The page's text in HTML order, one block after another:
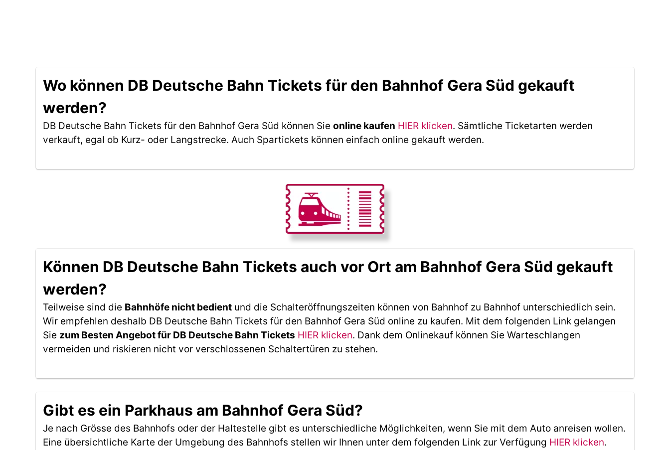
Wo können DB Deutsche Bahn Tickets für den Bahnhof Gera Süd gekauft
werden?
DB Deutsche Bahn Tickets für den Bahnhof Gera Süd können Sie online kaufen HIER klicken. Sämtliche Ticketarten werden
verkauft, egal ob Kurz- oder Langstrecke. Auch Spartickets können einfach online gekauft werden.
Können DB Deutsche Bahn Tickets auch vor Ort am Bahnhof Gera Süd gekauft
werden?
Teilweise sind die Bahnhöfe nicht bedient und die Schalteröffnungszeiten können von Bahnhof zu Bahnhof unterschiedlich sein.
Wir empfehlen deshalb DB Deutsche Bahn Tickets für den Bahnhof Gera Süd online zu kaufen. Mit dem folgenden Link gelangen
Sie zum Besten Angebot für DB Deutsche Bahn Tickets HIER klicken. Dank dem Onlinekauf können Sie Warteschlangen
vermeiden und riskieren nicht vor verschlossenen Schaltertüren zu stehen.
Gibt es ein Parkhaus am Bahnhof Gera Süd?
Je nach Grösse des Bahnhofs oder der Haltestelle gibt es unterschiedliche Möglichkeiten, wenn Sie mit dem Auto anreisen wollen.
Eine übersichtliche Karte der Umgebung des Bahnhofs stellen wir Ihnen unter dem folgenden Link zur Verfügung HIER klicken.